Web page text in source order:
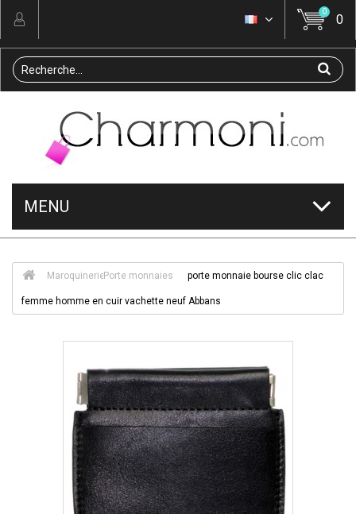
0
0
MENU
MaroquineriePorte monnaies porte monnaie bourse clic clac
femme homme en cuir vachette neuf Abbans